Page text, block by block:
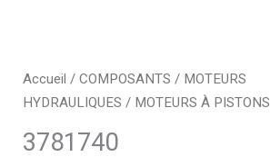
r
c
Accueil /COMPOSANTS / MOTEURS
HYDRAULIQUES / MOTEURS À PISTONS
3781740